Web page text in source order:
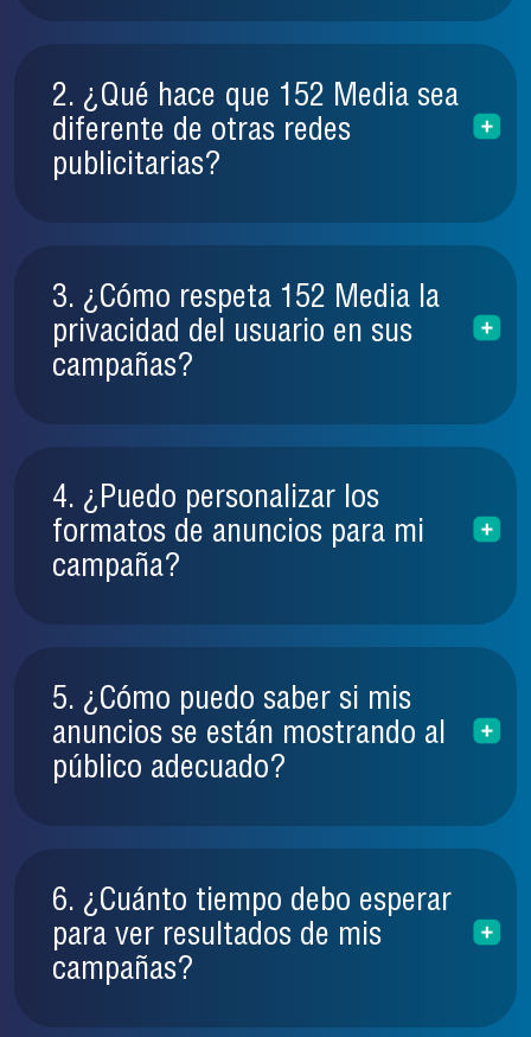
2. ¿Qué hace que 152 Media sea
diferente de otras redes
publicitarias?
3. ¿Cómo respeta 152 Media la
privacidad del usuario en sus
campañas?
4. ¿Puedo personalizar los
formatos de anuncios para mi
campaña?
5. ¿Cómo puedo saber si mis
anuncios se están mostrando al
público adecuado?
6. ¿Cuánto tiempo debo esperar
para ver resultados de mis
campañas?